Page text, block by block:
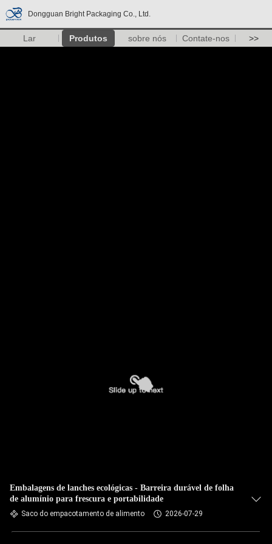
Dongguan Bright Packaging Co., Ltd.
Lar Produtos sobre nós Contate-nos >>
Embalagens de lanches ecológicas - Barreira durável de folha
de alumínio para frescura e portabilidade
Saco do empacotamento de alimento 2026-07-29